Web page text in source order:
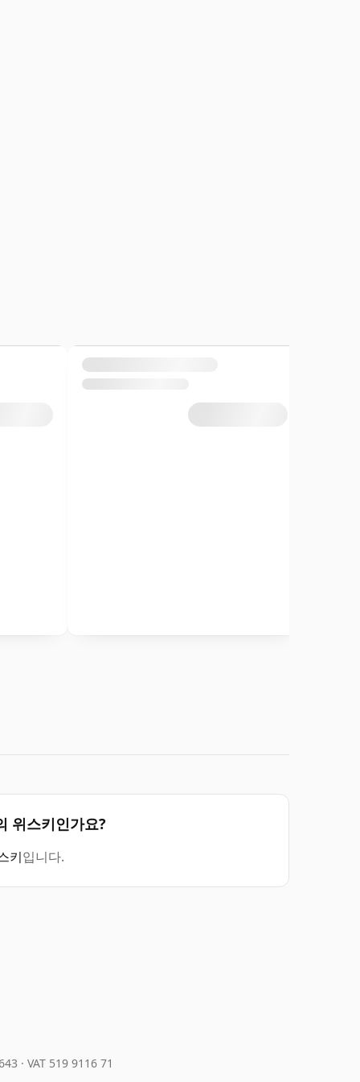
스키인가요?
키입니다.
· VAT 519 9116 71